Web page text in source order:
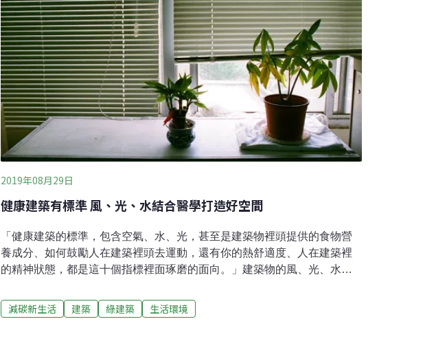
2019年08月29日
健康建築有標準 風、光、水結合醫學打造好空間
「健康建築的標準，包含空氣、水、光，甚至是建築物裡頭提供的食物營
養成分、如何鼓勵人在建築裡頭去運動，還有你的熱舒適度、人在建築裡
的精神狀態，都是這十個指標裡面琢磨的面向。」建築物的風、光、水的
International WELL Building Institute （IWBI） 在2014年發佈WELL
Building Standard，提出全球不同類別的健康建築設計準則，以醫學研究
減碳新生活 建築 綠建築 生活環境